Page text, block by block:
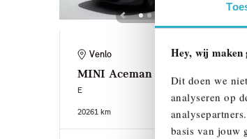
Hey, wij maken
Dit doen we
analyseren op
basis van jouw
Venlo
MINI Aceman
E
20261 km